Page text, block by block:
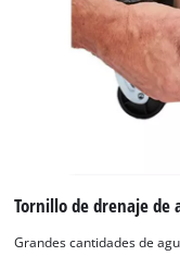
Tornillo de drenaje de
Grandes cantidades de